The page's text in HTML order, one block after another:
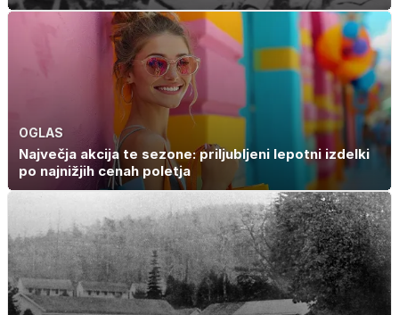
OGLAS
Največja akcija te sezone: priljubljeni lepotni izdelki
po najnižjih cenah poletja